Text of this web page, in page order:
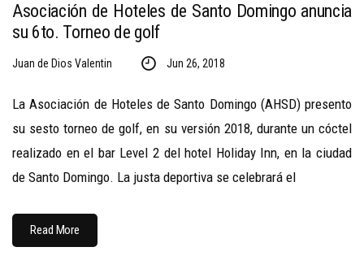
Asociación de Hoteles de Santo Domingo anuncia
su 6to. Torneo de golf
Juan de Dios Valentin Jun 26, 2018
La Asociación de Hoteles de Santo Domingo (AHSD) presento
su sesto torneo de golf, en su versión 2018, durante un cóctel
realizado en el bar Level 2 del hotel Holiday Inn, en la ciudad
de Santo Domingo. La justa deportiva se celebrará el
Read More